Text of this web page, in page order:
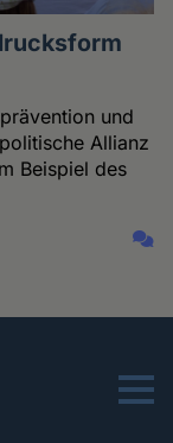
und
Allianz
Beispiel des
Menu